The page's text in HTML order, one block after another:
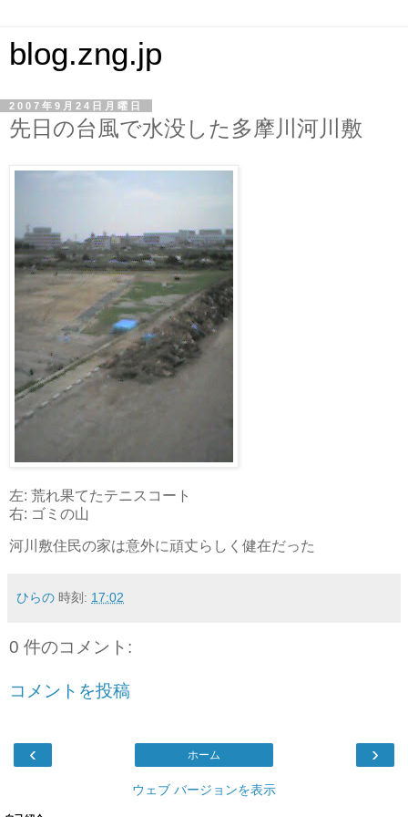
blog.zng.jp
2007年9月24日月曜日
先日の台風で水没した多摩川河川敷
左: 荒れ果てたテニスコート
右: ゴミの山
河川敷住民の家は意外に頑丈らしく健在だった
ひらの 時刻: 17:02
0 件のコメント:
コメントを投稿
‹ ›
ホーム
ウェブ バージョンを表示